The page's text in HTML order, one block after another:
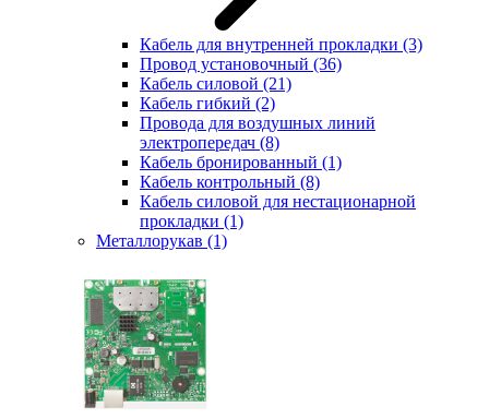
Кабель для внутренней прокладки (3)
Провод установочный (36)
Кабель силовой (21)
Кабель гибкий (2)
Провода для воздушных линий
электропередач (8)
Кабель бронированный (1)
Кабель контрольный (8)
Кабель силовой для нестационарной
прокладки (1)
Металлорукав (1)